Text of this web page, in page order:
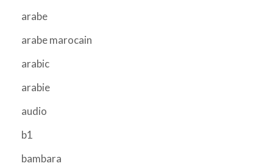
arabe
arabe marocain
arabic
arabie
audio
b1
bambara